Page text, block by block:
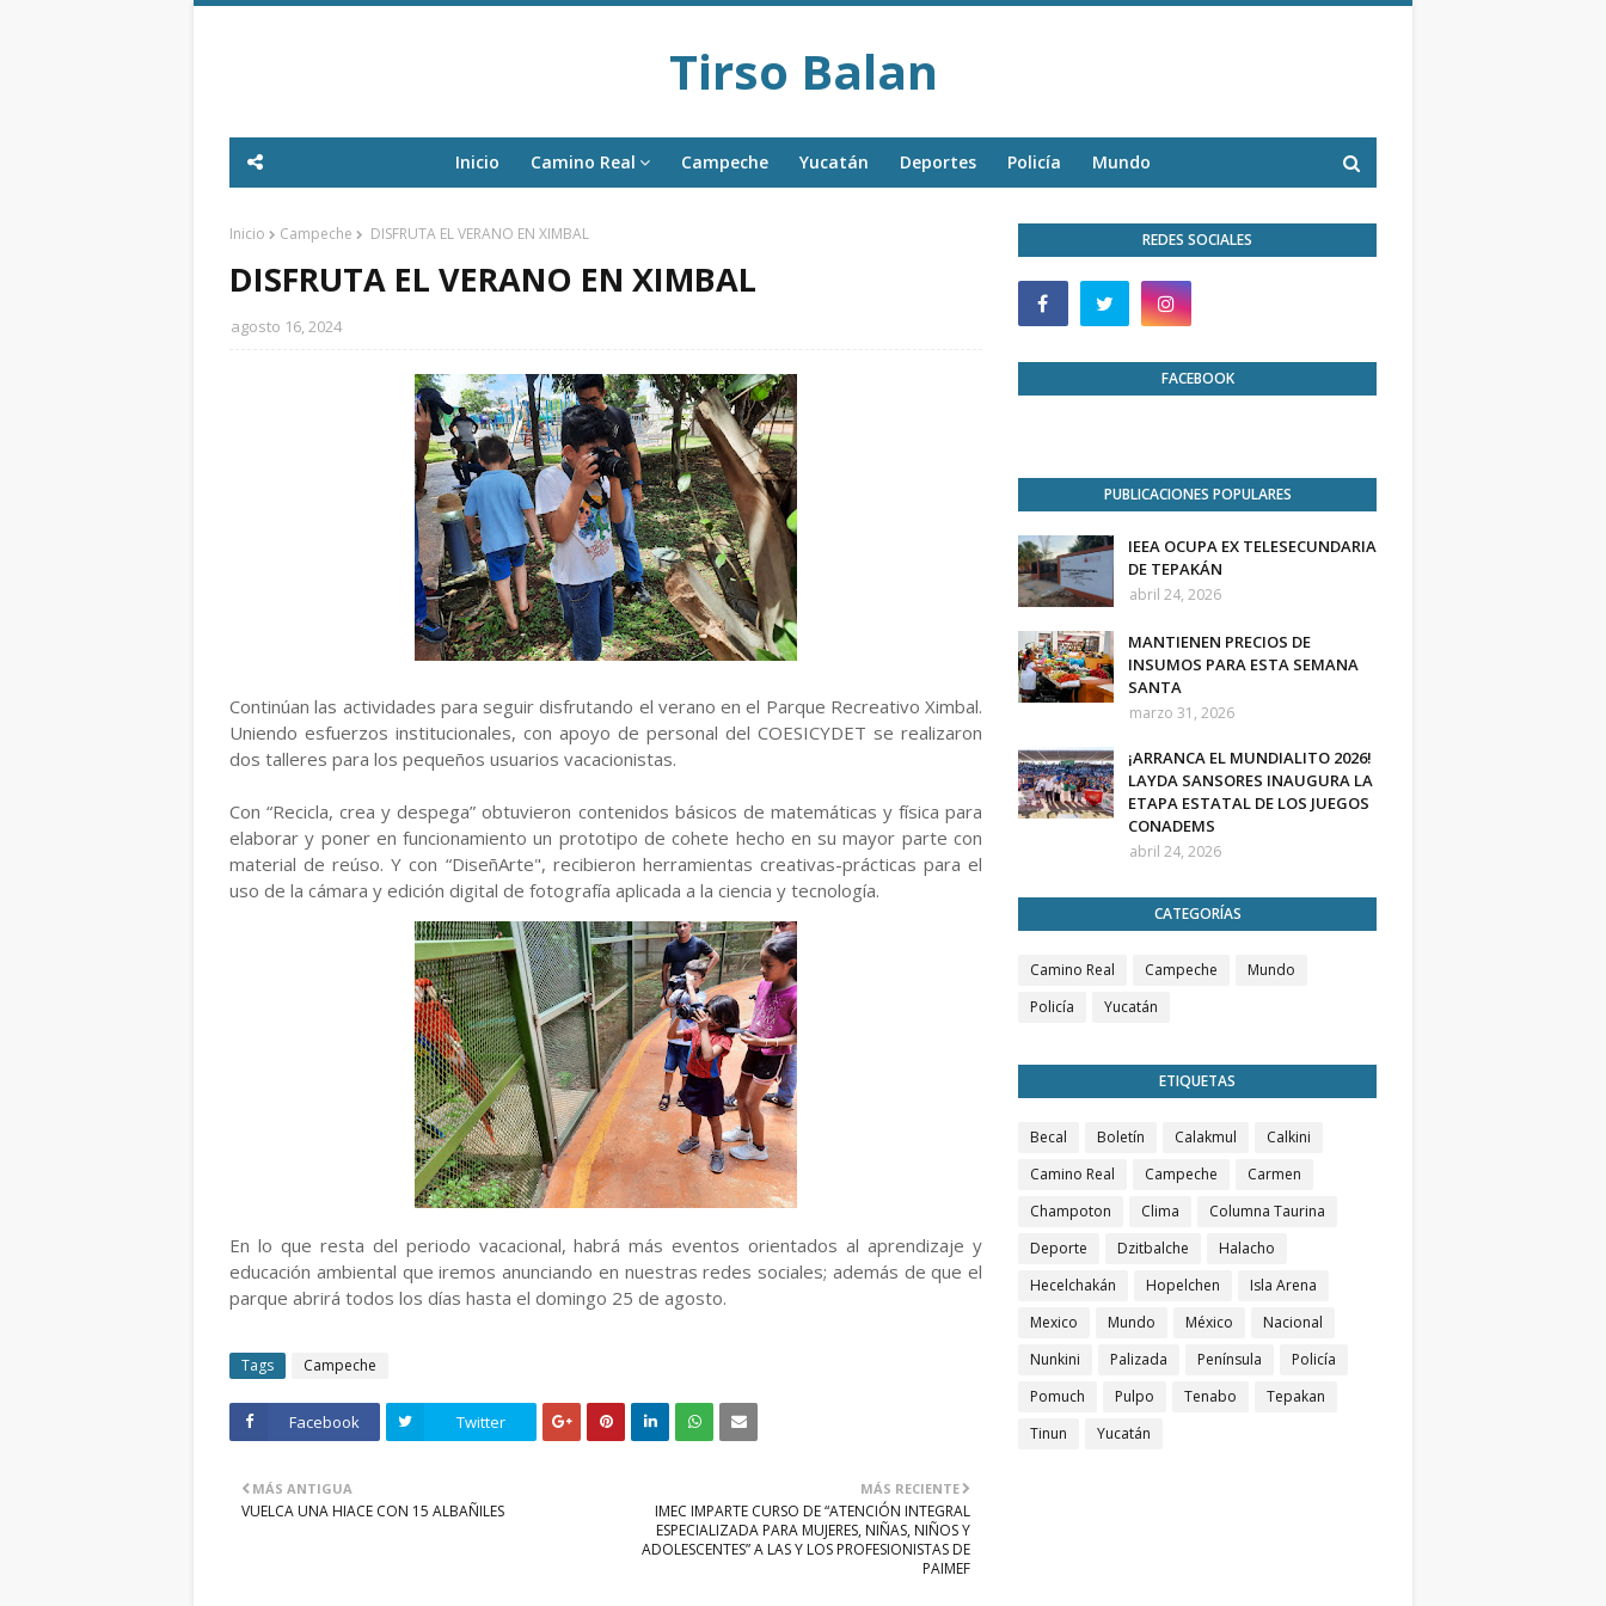
Tirso Balan
Inicio Camino Real Campeche Yucatán Deportes Policía Mundo
Inicio Campeche DISFRUTA EL VERANO EN XIMBAL
DISFRUTA EL VERANO EN XIMBAL
agosto 16, 2024
Continúan las actividades para seguir disfrutando el verano en el Parque Recreativo Ximbal.
Uniendo esfuerzos institucionales, con apoyo de personal del COESICYDET se realizaron
dos talleres para los pequeños usuarios vacacionistas.
Con “Recicla, crea y despega” obtuvieron contenidos básicos de matemáticas y física para
elaborar y poner en funcionamiento un prototipo de cohete hecho en su mayor parte con
material de reúso. Y con “DiseñArte", recibieron herramientas creativas-prácticas para el
uso de la cámara y edición digital de fotografía aplicada a la ciencia y tecnología.
En lo que resta del periodo vacacional, habrá más eventos orientados al aprendizaje y
educación ambiental que iremos anunciando en nuestras redes sociales; además de que el
parque abrirá todos los días hasta el domingo 25 de agosto.
Tags Campeche
Facebook Twitter
MÁS RECIENTE
IMEC IMPARTE CURSO DE “ATENCIÓN INTEGRAL
ESPECIALIZADA PARA MUJERES, NIÑAS, NIÑOS Y
ADOLESCENTES” A LAS Y LOS PROFESIONISTAS DE
PAIMEF
MÁS ANTIGUA
VUELCA UNA HIACE CON 15 ALBAÑILES
REDES SOCIALES
FACEBOOK
PUBLICACIONES POPULARES
IEEA OCUPA EX TELESECUNDARIA
DE TEPAKÁN
abril 24, 2026
MANTIENEN PRECIOS DE
INSUMOS PARA ESTA SEMANA
SANTA
marzo 31, 2026
¡ARRANCA EL MUNDIALITO 2026!
LAYDA SANSORES INAUGURA LA
ETAPA ESTATAL DE LOS JUEGOS
CONADEMS
abril 24, 2026
CATEGORÍAS
Camino Real Campeche
Mundo
Policía
Yucatán
ETIQUETAS
Becal Boletín Calakmul
Calkini
Camino Real
Campeche
Carmen
Champoton
Clima
Columna Taurina
Deporte
Dzitbalche
Halacho
Hecelchakán
Hopelchen
Isla Arena
Mexico
Mundo México
Nacional
Nunkini
Palizada Península
Policía
Pomuch
Pulpo Tenabo
Tepakan
Tinun
Yucatán